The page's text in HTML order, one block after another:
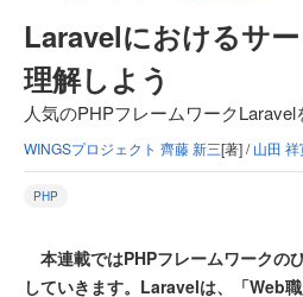
Laravelにおけるサ
理解しよう
人気のPHPフレームワーク
WINGSプロジェクト 齊藤 新三[著] /山田
PHP
本連載ではPHPフレームワークの
していきます。Laravelは、「Web